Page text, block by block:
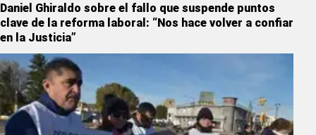
Daniel Ghiraldo sobre el fallo que suspende puntos
clave de la reforma laboral: “Nos hace volver a confiar
en la Justicia”